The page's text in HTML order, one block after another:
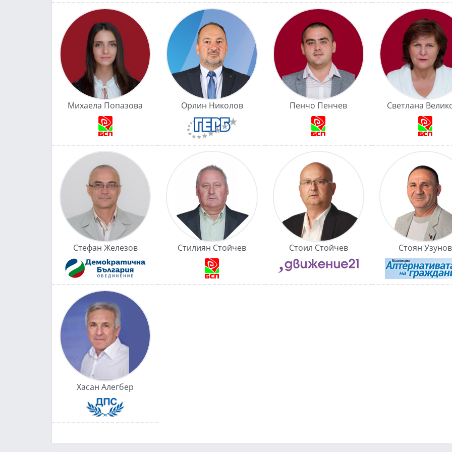
Михаела Попазова Орлин Николов Пенчо Пенчев Светлана
Стефан Железов Стилиян Стойчев Стоил Стойчев Стоян Узунов
Хасан Алегбер